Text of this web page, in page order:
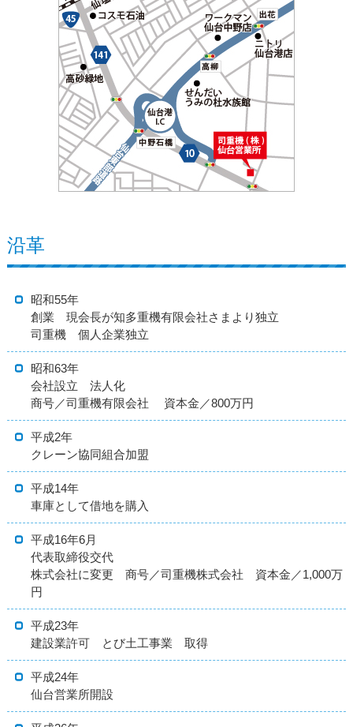
沿革
昭和55年
創業 現会長が知多重機有限会社さまより独立
司重機 個人企業独立
昭和63年
会社設立 法人化
商号／司重機有限会社 資本金／800万円
平成2年
クレーン協同組合加盟
平成14年
車庫として借地を購入
平成16年6月
代表取締役交代
株式会社に変更 商号／司重機株式会社 資本金／1,000万
円
平成23年
建設業許可 とび土工事業 取得
平成24年
仙台営業所開設